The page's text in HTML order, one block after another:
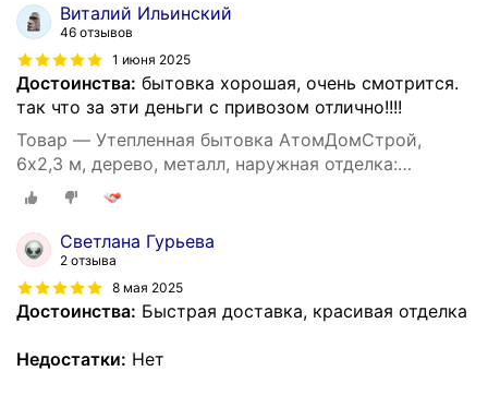
Виталий Ильинский
46 отзывов
1 июня 2025
Достоинства: бытовка хорошая, очень смотрится.
так что за эти деньги с привозом отлично!!!!
Товар — Утепленная бытовка АтомДомСтрой,
6х2,3 м, дерево, металл, наружная отделка:
профлист
Светлана Гурьева
2 отзыва
8 мая 2025
Достоинства: Быстрая доставка, красивая отделка
Недостатки: Нет